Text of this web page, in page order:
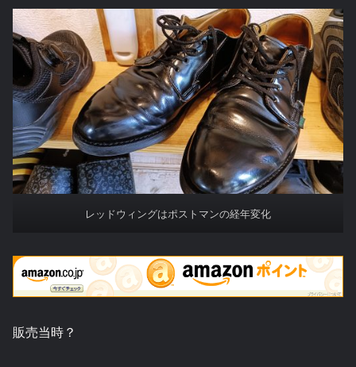
レッドウィングはポストマンの経年変化
販売当時？